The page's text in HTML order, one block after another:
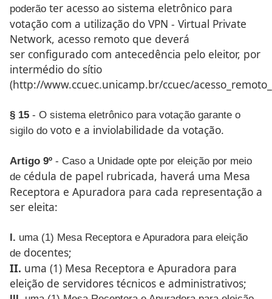
poderão ter acesso ao sistema eletrônico para
votação com a utilização do VPN - Virtual Private
Network, acesso remoto que deverá
ser configurado com antecedência pelo eleitor, por
intermédio do sítio
(http://www.ccuec.unicamp.br/ccuec/
§ 15 - O sistema eletrônico para votação garante o
sigilo do voto e a inviolabilidade da votação.
Artigo 9º - Caso a Unidade opte por eleição por meio
de cédula de papel rubricada, haverá uma Mesa
Receptora e Apuradora para cada representação a
ser eleita:
I. uma (1) Mesa Receptora e Apuradora para eleição
de docentes;
II. uma (1) Mesa Receptora e Apuradora para
eleição de servidores técnicos e administrativos;